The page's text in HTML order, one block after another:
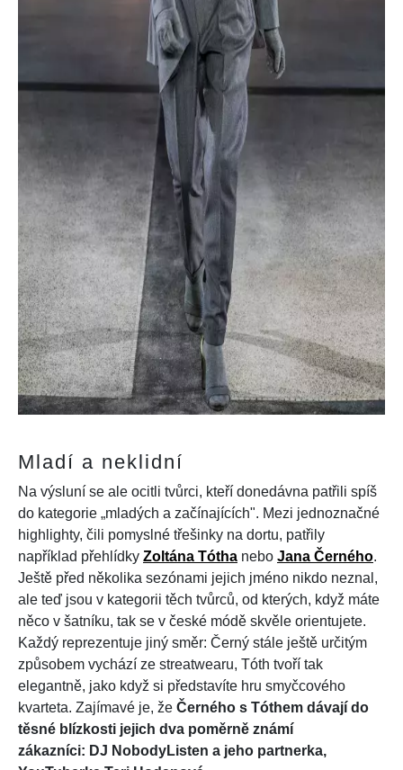
Mladí a neklidní
Na výsluní se ale ocitli tvůrci, kteří donedávna patřili spíš
do kategorie „mladých a začínajících". Mezi jednoznačné
highlighty, čili pomyslné třešinky na dortu, patřily
například přehlídky Zoltána Tótha nebo Jana Černého.
Ještě před několika sezónami jejich jméno nikdo neznal,
ale teď jsou v kategorii těch tvůrců, od kterých, když máte
něco v šatníku, tak se v české módě skvěle orientujete.
Každý reprezentuje jiný směr: Černý stále ještě určitým
způsobem vychází ze streatwearu, Tóth tvoří tak
elegantně, jako když si představíte hru smyčcového
kvarteta. Zajímavé je, že Černého s Tóthem dávají do
těsné blízkosti jejich dva poměrně známí
zákazníci: DJ NobodyListen a jeho partnerka,